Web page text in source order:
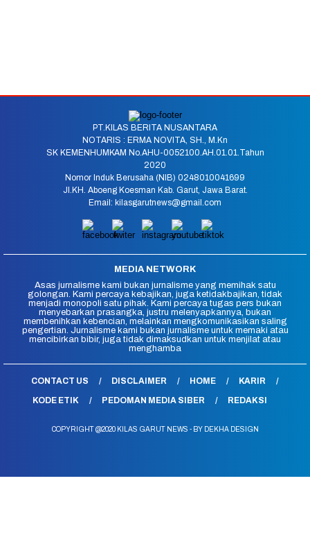
PT.KILAS BERITA NUSANTARA
NOTARIS : ERMA NOVITA, SH., M.Kn
SK KEMENHUMKAM No.AHU-0052100.AH.01.01.Tahun
2020
Nomor Induk Berusaha (NIB) 0248010041699
Jl.KH. Aboeng Koesman Kab. Garut, Jawa Barat.
Email: kilasgarutnews@gmail.com
MEDIA NETWORK
Asas jurnalisme kami bukan jurnalisme yang memihak satu
golongan. Kami percaya kebajikan, juga ketidakbajikan, tidak
menjadi monopoli satu pihak. Kami percaya tugas pers bukan
menyebarkan prasangka, justru melenyapkannya, bukan
membenihkan kebencian, melainkan mengkomunikasikan saling
pengertian. Jurnalisme kami bukan jurnalisme untuk memaki atau
mencibirkan bibir, juga tidak dimaksudkan untuk menjilat atau
menghamba
CONTACT US DISCLAIMER HOME
KARIR
KODE ETIK
PEDOMAN MEDIA SIBER REDAKSI
COPYRIGHT @2020 KILAS GARUT NEWS - BY DEKHA DESIGN